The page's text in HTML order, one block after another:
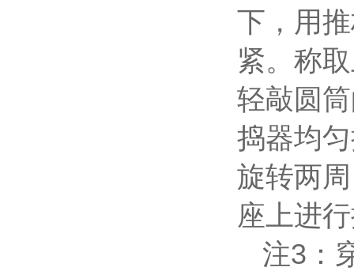
下，用
紧。称
轻敲圆
捣器均
旋转两
座上进
注3：